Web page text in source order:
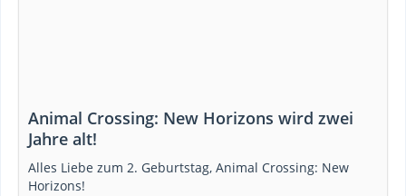
Animal Crossing: New Horizons wird zwei
Jahre alt!
Alles Liebe zum 2. Geburtstag, Animal Crossing: New
Horizons!